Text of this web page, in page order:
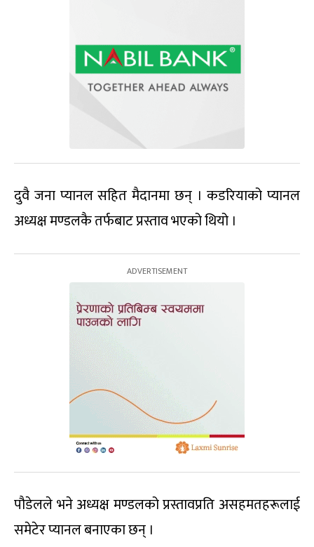
दुवै जना प्यानल सहित मैदानमा छन् । कडरियाको प्यानल
अध्यक्ष मण्डलकै तर्फबाट प्रस्ताव भएको थियो ।
पौडेलले भने अध्यक्ष मण्डलको प्रस्तावप्रति असहमतहरूलाई
समेटेर प्यानल बनाएका छन् ।